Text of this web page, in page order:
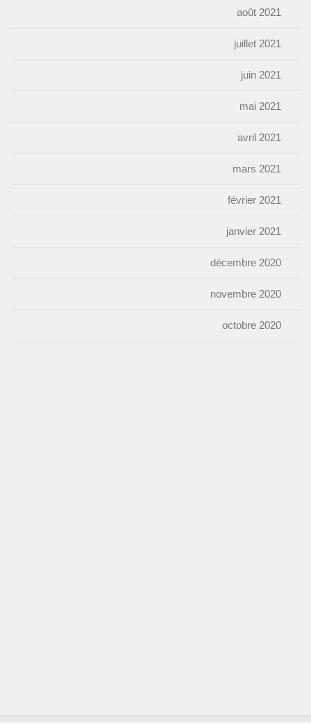
août 2021
juillet 2021
juin 2021
mai 2021
avril 2021
mars 2021
février 2021
janvier 2021
décembre 2020
novembre 2020
octobre 2020